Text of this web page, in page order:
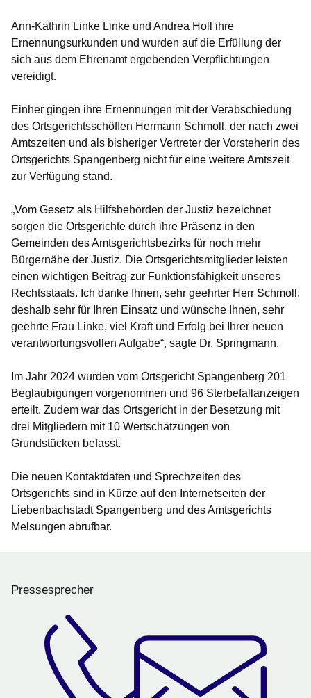
Ann-Kathrin Linke Linke und Andrea Holl ihre
Ernennungsurkunden und wurden auf die Erfüllung der
sich aus dem Ehrenamt ergebenden Verpflichtungen
vereidigt.
Einher gingen ihre Ernennungen mit der Verabschiedung
des Ortsgerichtsschöffen Hermann Schmoll, der nach zwei
Amtszeiten und als bisheriger Vertreter der Vorsteherin des
Ortsgerichts Spangenberg nicht für eine weitere Amtszeit
zur Verfügung stand.
„Vom Gesetz als Hilfsbehörden der Justiz bezeichnet
sorgen die Ortsgerichte durch ihre Präsenz in den
Gemeinden des Amtsgerichtsbezirks für noch mehr
Bürgernähe der Justiz. Die Ortsgerichtsmitglieder leisten
einen wichtigen Beitrag zur Funktionsfähigkeit unseres
Rechtsstaats. Ich danke Ihnen, sehr geehrter Herr Schmoll,
deshalb sehr für Ihren Einsatz und wünsche Ihnen, sehr
geehrte Frau Linke, viel Kraft und Erfolg bei Ihrer neuen
verantwortungsvollen Aufgabe“, sagte Dr. Springmann.
Im Jahr 2024 wurden vom Ortsgericht Spangenberg 201
Beglaubigungen vorgenommen und 96 Sterbefallanzeigen
erteilt. Zudem war das Ortsgericht in der Besetzung mit
drei Mitgliedern mit 10 Wertschätzungen von
Grundstücken befasst.
Die neuen Kontaktdaten und Sprechzeiten des
Ortsgerichts sind in Kürze auf den Internetseiten der
Liebenbachstadt Spangenberg und des Amtsgerichts
Melsungen abrufbar.
Pressesprecher